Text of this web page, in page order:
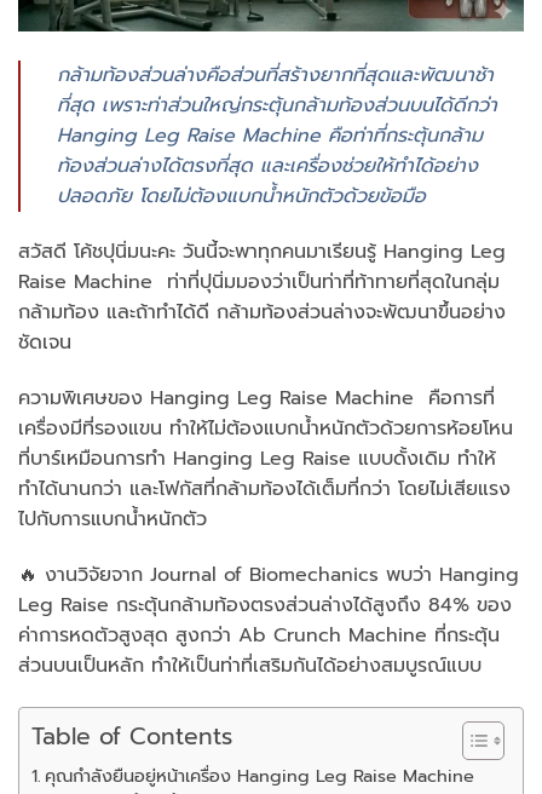
กล้ามท้องส่วนล่างคือส่วนที่สร้างยากที่สุดและพัฒนาช้า
ที่สุด เพราะท่าส่วนใหญ่กระตุ้นกล้ามท้องส่วนบนได้ดีกว่า
Hanging Leg Raise Machine คือท่าที่กระตุ้นกล้าม
ท้องส่วนล่างได้ตรงที่สุด และเครื่องช่วยให้ทำได้อย่าง
ปลอดภัย โดยไม่ต้องแบกน้ำหนักตัวด้วยข้อมือ
สวัสดี โค้ชปุนิ่มนะคะ วันนี้จะพาทุกคนมาเรียนรู้ Hanging Leg
Raise Machine ท่าที่ปุนิ่มมองว่าเป็นท่าที่ท้าทายที่สุดในกลุ่ม
กล้ามท้อง และถ้าทำได้ดี กล้ามท้องส่วนล่างจะพัฒนาขึ้นอย่าง
ชัดเจน
ความพิเศษของ Hanging Leg Raise Machine คือการที่
เครื่องมีที่รองแขน ทำให้ไม่ต้องแบกน้ำหนักตัวด้วยการห้อยโหน
ที่บาร์เหมือนการทำ Hanging Leg Raise แบบดั้งเดิม ทำให้
ทำได้นานกว่า และโฟกัสที่กล้ามท้องได้เต็มที่กว่า โดยไม่เสียแรง
ไปกับการแบกน้ำหนักตัว
🔥 งานวิจัยจาก Journal of Biomechanics พบว่า Hanging
Leg Raise กระตุ้นกล้ามท้องตรงส่วนล่างได้สูงถึง 84% ของ
ค่าการหดตัวสูงสุด สูงกว่า Ab Crunch Machine ที่กระตุ้น
ส่วนบนเป็นหลัก ทำให้เป็นท่าที่เสริมกันได้อย่างสมบูรณ์แบบ
Table of Contents
คุณกำลังยืนอยู่หน้าเครื่อง Hanging Leg Raise Machine